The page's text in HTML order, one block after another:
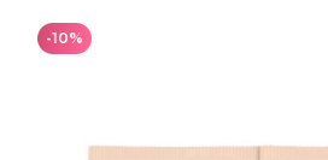
-10%